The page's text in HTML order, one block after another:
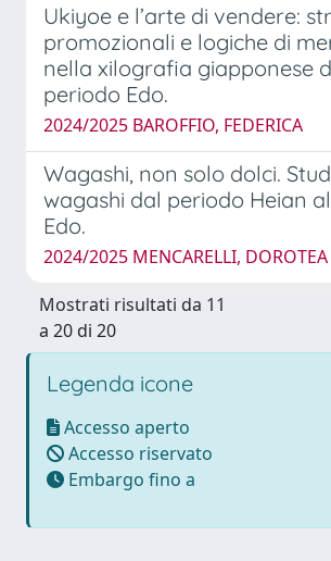
Ukiyoe e l’arte di vendere:
promozionali e logiche di
nella xilografia giapponese
periodo Edo.
2024/2025 BAROFFIO, FEDERICA
Wagashi, non solo dolci.
wagashi dal periodo Heian
Edo.
2024/2025 MENCARELLI, DOROTEA
Mostrati risultati da 11
a 20 di 20
Legenda icone
Accesso aperto
Accesso riservato
Embargo fino a